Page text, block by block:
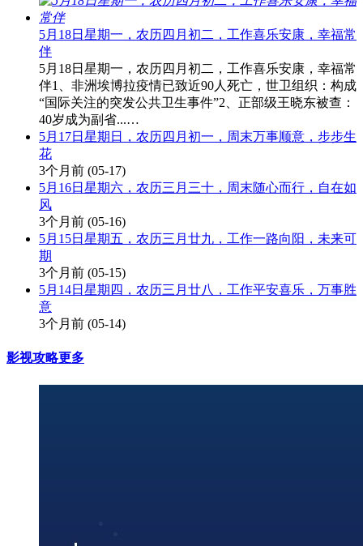
5月18日星期一，农历四月初二，工作喜乐安康，幸福常
伴
5月18日星期一，农历四月初二，工作喜乐安康，幸福常
伴1、非洲埃博拉疫情已致近90人死亡，世卫组织：构成
“国际关注的突发公共卫生事件”2、正部级王晓东被查：
40岁成为副省...…
5月17日星期日，农历四月初一，周末万事顺意，步步生
花
3个月前 (05-17)
5月16日星期六，农历三月三十，周末随心而行，自在如
风
3个月前 (05-16)
5月15日星期五，农历三月廿九，工作一路向阳，未来可
期
3个月前 (05-15)
5月14日星期四，农历三月廿八，工作平安喜乐，万事胜
意
3个月前 (05-14)
影视攻略更多